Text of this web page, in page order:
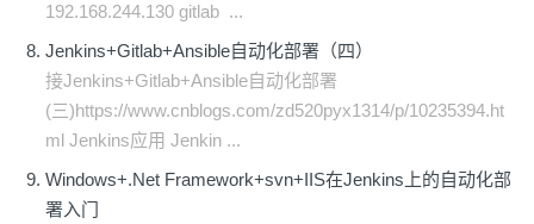
192.168.244.130 gitlab ...
Jenkins+Gitlab+Ansible自动化部署（四）
接Jenkins+Gitlab+Ansible自动化部署
(三)https://www.cnblogs.com/zd520pyx1314/p/10235394.ht
ml Jenkins应用 Jenkin ...
Windows+.Net Framework+svn+IIS在Jenkins上的自动化部
署入门